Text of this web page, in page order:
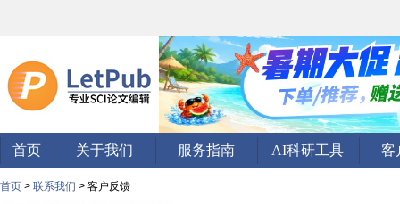
首页 关于我们 服务指南 AI科研工具 客
首页 > 联系我们 > 客户反馈